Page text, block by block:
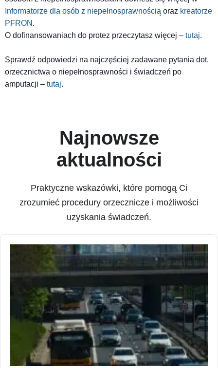
Informatorze dla osób z niepełnosprawnością oraz kreatorze
PFRON .
O dofinansowaniach do protez przeczytasz więcej – tutaj.
Sprawdź odpowiedzi na najczęściej zadawane pytania dot.
orzecznictwa o niepełnosprawności i świadczeń po
amputacji – tutaj.
Najnowsze
aktualności
Praktyczne wskazówki, które pomogą Ci
zrozumieć procedury orzecznicze i możliwości
uzyskania świadczeń.